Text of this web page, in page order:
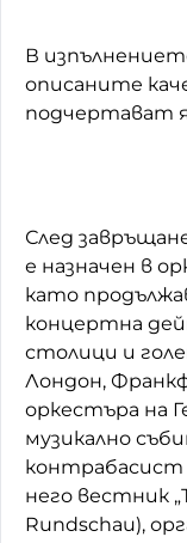
В
описаните
подчертават
След
е назначен в
като
концертна
столици и
Лондон,
оркестъра на
музикално
контрабасист
него вестник
Rundschau),